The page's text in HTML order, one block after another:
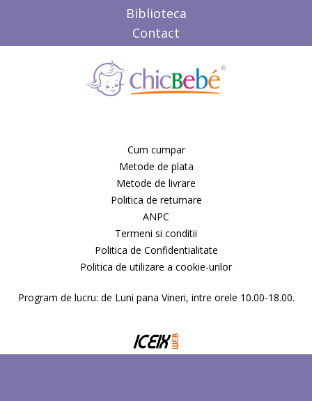
Biblioteca
Contact
Cum cumpar
Metode de plata
Metode de livrare
Politica de returnare
ANPC
Termeni si conditii
Politica de Confidentialitate
Politica de utilizare a cookie-urilor
Program de lucru: de Luni pana Vineri, intre orele 10.00-18.00.